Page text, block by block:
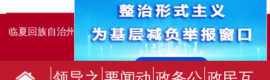
临夏回族自治州人民政府办公室主办 临夏回族自治州人民政
府信息中心承办